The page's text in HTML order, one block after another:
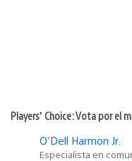
Players’ Choice: Vota por el
O'Dell Harmon Jr.
Especialista en